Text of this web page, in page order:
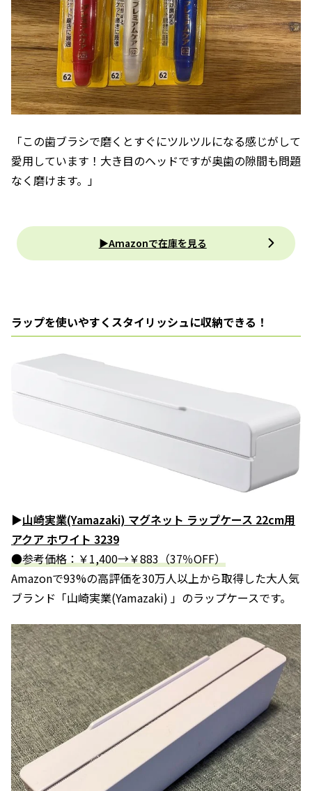
「この歯ブラシで磨くとすぐにツルツルになる感じがして
愛用しています！大き目のヘッドですが奥歯の隙間も問題
なく磨けます。」
▶Amazonで在庫を見る
ラップを使いやすくスタイリッシュに収納できる！
▶山崎実業(Yamazaki) マグネット ラップケース 22cm用
アクア ホワイト 3239
●参考価格：￥1,400→￥883（37％OFF）
Amazonで93%の高評価を30万人以上から取得した大人気
ブランド「山崎実業(Yamazaki) 」のラップケースです。